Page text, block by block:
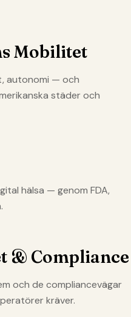
Mobilitet
autonomi — och
städer och
hälsa — genom FDA,
& Compliance
och de compliancevägar
kräver.